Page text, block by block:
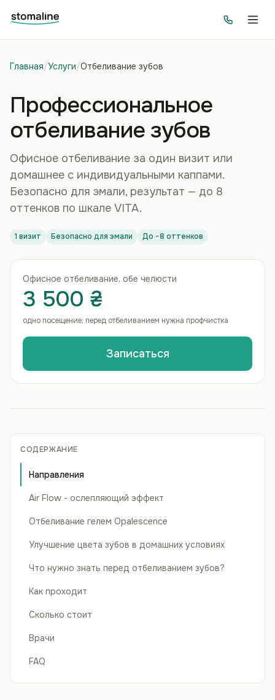
Главная/Услуги/Отбеливание зубов
Профессиональное
отбеливание зубов
Офисное отбеливание за один визит или
домашнее с индивидуальными каппами.
Безопасно для эмали, результат — до 8
оттенков по шкале VITA.
1 визит Безопасно для эмали До −8 оттенков
Офисное отбеливание, обе челюсти
3 500 ₴
одно посещение; перед отбеливанием нужна профчистка
Записаться
СОДЕРЖАНИЕ
Направления
Air Flow - ослепляющий эффект
Отбеливание гелем Opalescence
Улучшение цвета зубов в домашних условиях
Что нужно знать перед отбеливанием зубов?
Как проходит
Сколько стоит
Врачи
FAQ